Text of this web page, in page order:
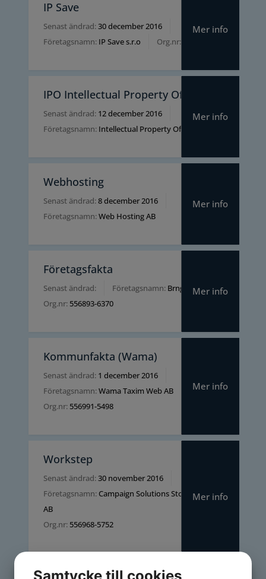
IP Save
Senast ändrad:30 december 2016
Företagsnamn:IP Save s.r.o Org.nr:4160291
Mer info
IPO Intellectual Property Office
Senast ändrad:12 december 2016
Företagsnamn:Intellectual Property Office
Mer info
Webhosting
Senast ändrad:8 december 2016
Företagsnamn:Web Hosting AB
Mer info
Företagsfakta
Senast ändrad: Företagsnamn:BrngMe AB
Org.nr:556893-6370
Mer info
Kommunfakta (Wama)
Senast ändrad:1 december 2016
Företagsnamn:Wama Taxim Web AB
Org.nr:556991-5498
Mer info
Workstep
Senast ändrad:30 november 2016
Företagsnamn:Campaign Solutions Stockholm
AB
Org.nr:556968-5752
Mer info
OPT Organization for Patents &